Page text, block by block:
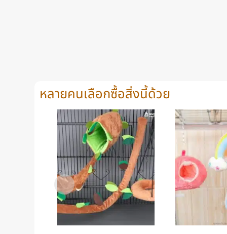
หลายคนเลือกซื้อสิ่งนี้ด้วย
+